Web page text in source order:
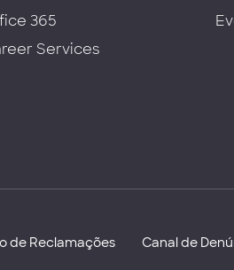
365
Services
de Reclamações Canal de